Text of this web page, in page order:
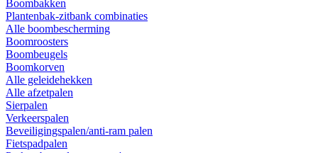
Boombakken
Plantenbak-zitbank combinaties
Alle boombescherming
Boomroosters
Boombeugels
Boomkorven
Alle geleidehekken
Alle afzetpalen
Sierpalen
Verkeerspalen
Beveiligingspalen/anti-ram palen
Fietspadpalen